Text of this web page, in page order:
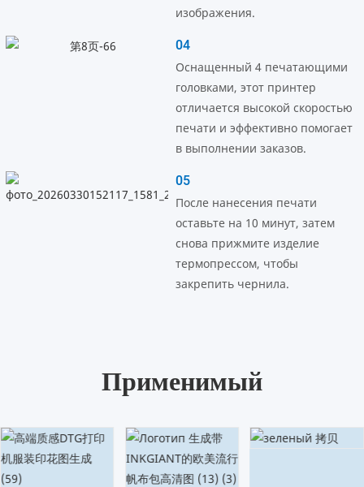
изображения.
04
Оснащенный 4 печатающими
головками, этот принтер
отличается высокой скоростью
печати и эффективно помогает
в выполнении заказов.
05
После нанесения печати
оставьте на 10 минут, затем
снова прижмите изделие
термопрессом, чтобы
закрепить чернила.
Применимый